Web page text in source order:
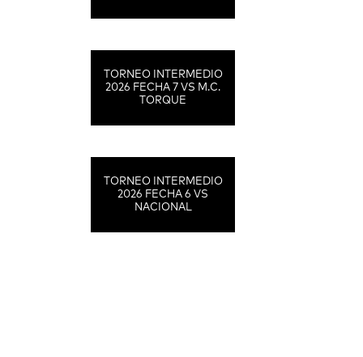
TORNEO INTERMEDIO
2026 FECHA 7 VS M.C.
TORQUE
TORNEO INTERMEDIO
2026 FECHA 6 VS
NACIONAL